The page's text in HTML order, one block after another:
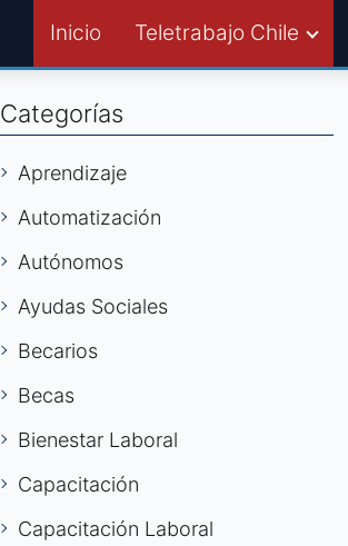
Inicio Teletrabajo Chile
Categorías
Aprendizaje
Automatización
Autónomos
Ayudas Sociales
Becarios
Becas
Bienestar Laboral
Capacitación
Capacitación Laboral